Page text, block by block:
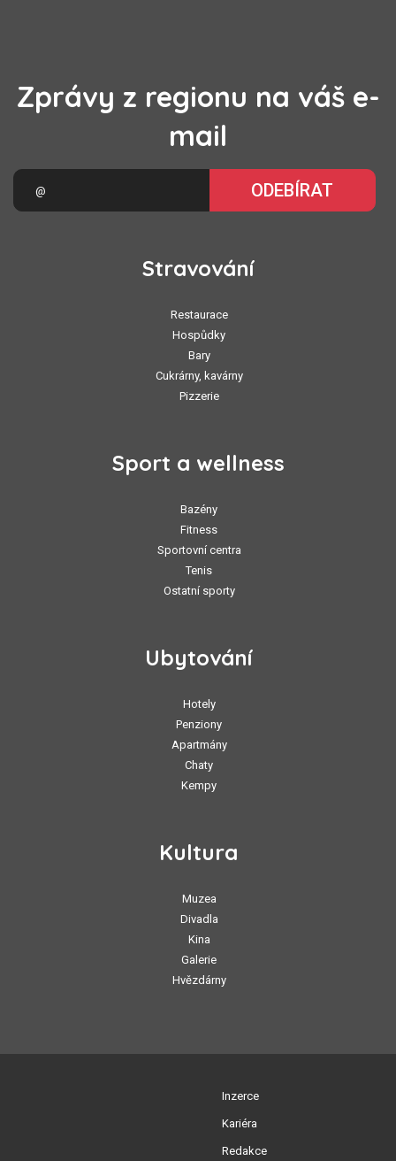
Zprávy z regionu na váš e-
mail
ODEBÍRAT
Stravování
Restaurace
Hospůdky
Bary
Cukrárny, kavárny
Pizzerie
Sport a wellness
Bazény
Fitness
Sportovní centra
Tenis
Ostatní sporty
Ubytování
Hotely
Penziony
Apartmány
Chaty
Kempy
Kultura
Muzea
Divadla
Kina
Galerie
Hvězdárny
Inzerce
Kariéra
Redakce